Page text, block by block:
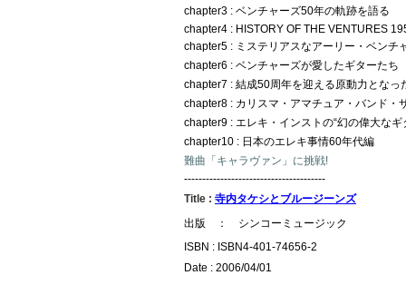
chapter3 : ベンチャーズ50年の軌跡を語る
chapter4 : HISTORY OF THE VENTURES
chapter5 : ミステリアスなアーリー・ベンチ
chapter6 : ベンチャーズが愛したギターたち
chapter7 : 結成50周年を迎える原動力となっ
chapter8 : カリスマ・アマチュア・バンド・
chapter9 : エレキ・インストの“幻の偉大なギ
chapter10 : 日本のエレキ事情60年代編
難曲「キャラヴァン」に挑戦!
---------------------------------------
Title : 寺内タケシとブルージーンズ
出版 ： シンコーミュージック
ISBN : ISBN4-401-74656-2
Date : 2006/04/01